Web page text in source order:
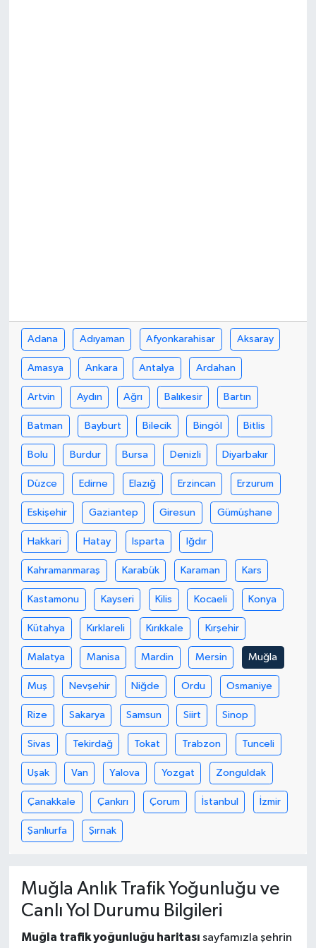
Adana Adıyaman Afyonkarahisar Aksaray
Amasya Ankara Antalya Ardahan
Artvin Aydın Ağrı Balıkesir Bartın
Batman Bayburt Bilecik Bingöl Bitlis
Bolu Burdur Bursa Denizli Diyarbakır
Düzce Edirne Elazığ Erzincan Erzurum
Eskişehir Gaziantep Giresun Gümüşhane
Hakkari Hatay Isparta Iğdır
Kahramanmaraş Karabük Karaman Kars
Kastamonu Kayseri Kilis Kocaeli Konya
Kütahya Kırklareli Kırıkkale Kırşehir
Malatya Manisa Mardin Mersin Muğla
Muş Nevşehir Niğde Ordu Osmaniye
Rize Sakarya Samsun Siirt Sinop
Sivas Tekirdağ Tokat Trabzon Tunceli
Uşak Van Yalova Yozgat Zonguldak
Çanakkale Çankırı Çorum İstanbul İzmir
Şanlıurfa Şırnak
Muğla Anlık Trafik Yoğunluğu ve
Canlı Yol Durumu Bilgileri
Muğla trafik yoğunluğu haritası sayfamızla şehrin